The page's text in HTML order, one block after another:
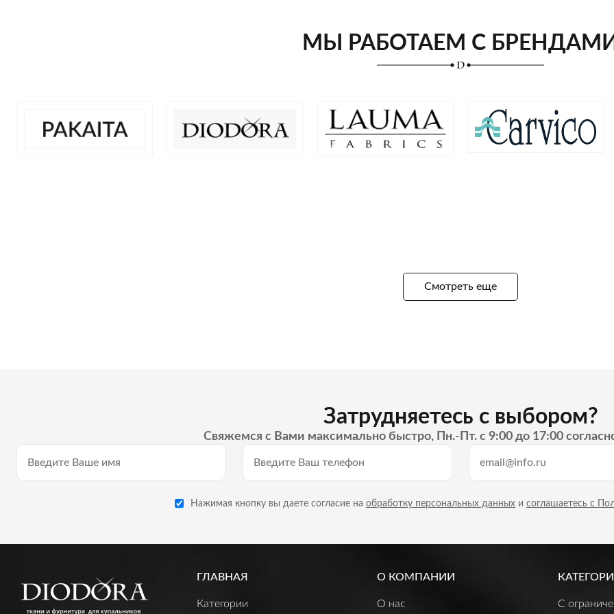
МЫ РАБОТАЕМ С
Смотреть еще
Затрудняетесь с выбором?
Свяжемся с Вами максимально быстро, Пн.-Пт. с 9:00 до 17:00
Нажимая кнопку вы даете согласие на обработку персональных данных и соглашаетесь с
ГЛАВНАЯ
Категории
О КОМПАНИИ
О нас
C